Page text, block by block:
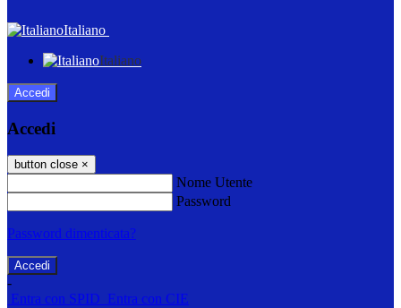
Italiano
Italiano
Accedi
Accedi
button close ×
Nome Utente
Password
Password dimenticata?
-
Entra con SPID Entra con CIE